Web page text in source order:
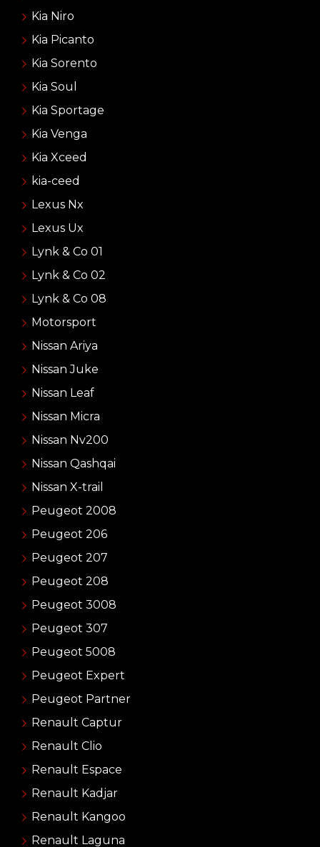
Kia Niro
Kia Picanto
Kia Sorento
Kia Soul
Kia Sportage
Kia Venga
Kia Xceed
kia-ceed
Lexus Nx
Lexus Ux
Lynk & Co 01
Lynk & Co 02
Lynk & Co 08
Motorsport
Nissan Ariya
Nissan Juke
Nissan Leaf
Nissan Micra
Nissan Nv200
Nissan Qashqai
Nissan X-trail
Peugeot 2008
Peugeot 206
Peugeot 207
Peugeot 208
Peugeot 3008
Peugeot 307
Peugeot 5008
Peugeot Expert
Peugeot Partner
Renault Captur
Renault Clio
Renault Espace
Renault Kadjar
Renault Kangoo
Renault Laguna